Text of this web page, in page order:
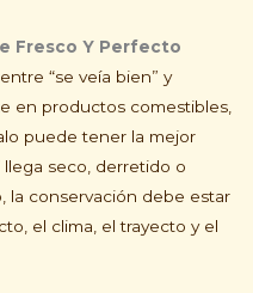
Fresco Y Perfecto
“se veía bien” y
en productos comestibles,
puede tener la mejor
seco, derretido o
la conservación debe estar
el clima, el trayecto y el